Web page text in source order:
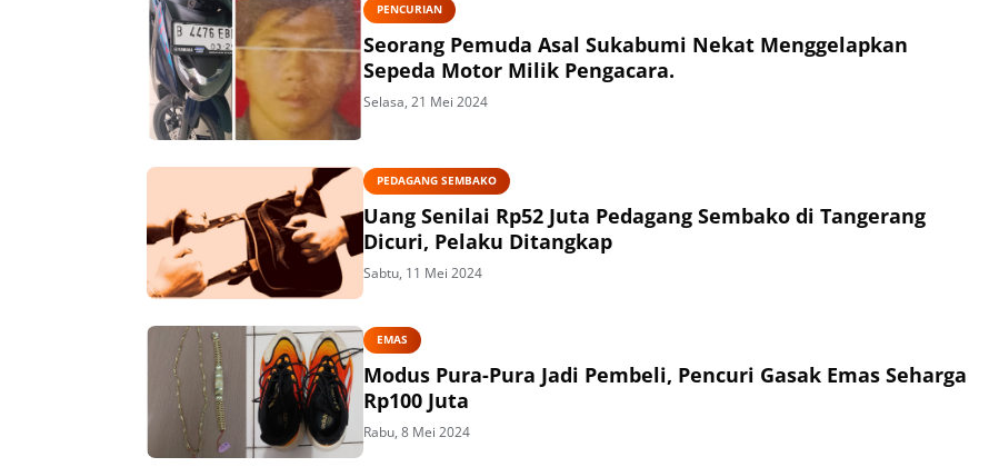
PENCURIAN
Seorang Pemuda Asal Sukabumi Nekat Menggelapkan
Sepeda Motor Milik Pengacara.
Selasa, 21 Mei 2024
PEDAGANG SEMBAKO
Uang Senilai Rp52 Juta Pedagang Sembako di Tangerang
Dicuri, Pelaku Ditangkap
Sabtu, 11 Mei 2024
EMAS
Modus Pura-Pura Jadi Pembeli, Pencuri Gasak Emas Seharga
Rp100 Juta
Rabu, 8 Mei 2024